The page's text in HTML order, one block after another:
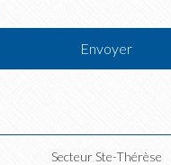
Secteur Ste-Thérèse